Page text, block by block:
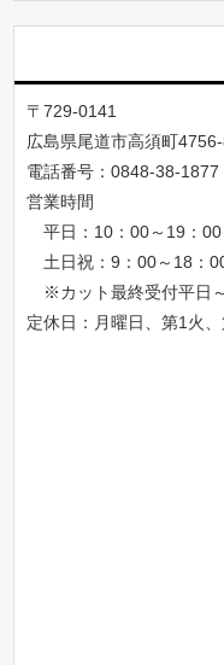
〒729-0141
広島県尾道市高須町
電話番号：0848-38-1877
営業時間
平日：10：00～19：00
土日祝：9：00～18：
※カット最終受付平日
定休日：月曜日、第1火、